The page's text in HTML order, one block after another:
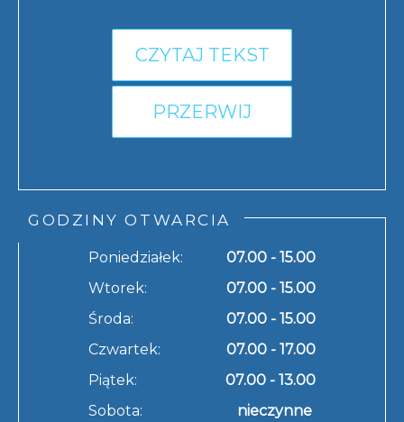
CZYTAJ TEKST
PRZERWIJ
GODZINY OTWARCIA
Poniedziałek:
07.00 - 15.00
Wtorek:
07.00 - 15.00
Środa:
07.00 - 15.00
Czwartek:
07.00 - 17.00
Piątek:
07.00 - 13.00
Sobota:
nieczynne